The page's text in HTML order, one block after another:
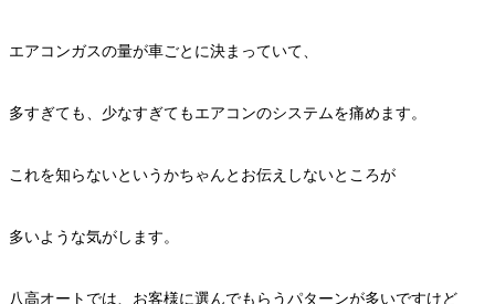
エアコンガスの量が車ごとに決まっていて、
多すぎても、少なすぎてもエアコンのシステムを痛めます。
これを知らないというかちゃんとお伝えしないところが
多いような気がします。
八高オートでは、お客様に選んでもらうパターンが多いですけど